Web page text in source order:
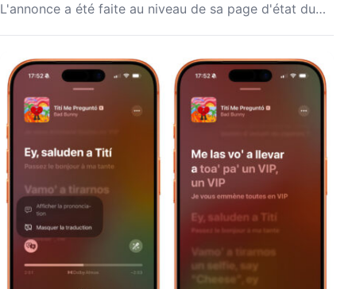
L'annonce a été faite au niveau de sa page d'état du…